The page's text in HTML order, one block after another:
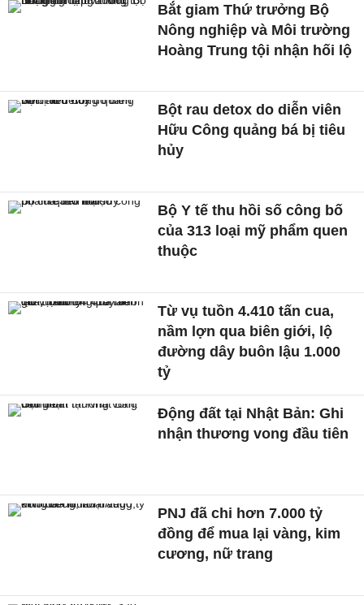
Bắt giam Thứ trưởng Bộ
Nông nghiệp và Môi trường
Hoàng Trung tội nhận hối lộ
Bột rau detox do diễn viên
Hữu Công quảng bá bị tiêu
hủy
Bộ Y tế thu hồi số công bố
của 313 loại mỹ phẩm quen
thuộc
Từ vụ tuồn 4.410 tấn cua,
nầm lợn qua biên giới, lộ
đường dây buôn lậu 1.000
tỷ
Động đất tại Nhật Bản: Ghi
nhận thương vong đầu tiên
PNJ đã chi hơn 7.000 tỷ
đồng để mua lại vàng, kim
cương, nữ trang